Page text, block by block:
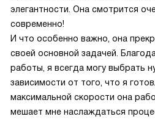
элегантности. Она смотрится
современно!
И что особенно важно, она
своей основной задачей.
работы, я всегда могу выбрать
зависимости от того, что я
максимальной скорости она
мешает мне наслаждаться